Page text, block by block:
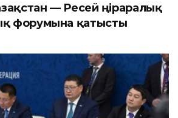
— Ресей өңіраралық
форумына қатысты